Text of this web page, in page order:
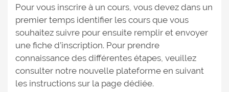
Pour vous inscrire à un cours, vous devez dans un
premier temps identifier les cours que vous
souhaitez suivre pour ensuite remplir et envoyer
une fiche d’inscription. Pour prendre
connaissance des différentes étapes, veuillez
consulter notre nouvelle plateforme en suivant
les instructions sur la page dédiée.